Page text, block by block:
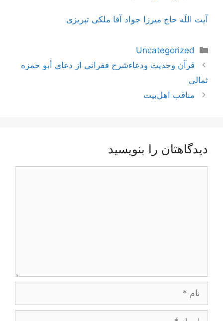
آیت اللَه حاج میرزا جواد آقا ملکی تبریزی
دسته‌ها
Uncategorized
ناوبری
نوشته‌ها
قرآن وحدیث ودعاءشرح فقراتی از دعای أبو حمزه
ثمالی
مناقب اهل‌بیت
دیدگاهتان را بنویسید
ایمیل